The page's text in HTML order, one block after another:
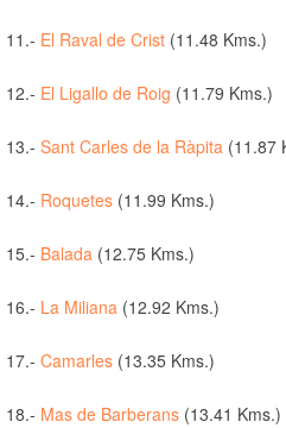
11.- El Raval de Crist (11.48 Kms.)
12.- El Ligallo de Roig (11.79 Kms.)
13.- Sant Carles de la Ràpita (11.87
14.- Roquetes (11.99 Kms.)
15.- Balada (12.75 Kms.)
16.- La Miliana (12.92 Kms.)
17.- Camarles (13.35 Kms.)
18.- Mas de Barberans (13.41 Kms.)